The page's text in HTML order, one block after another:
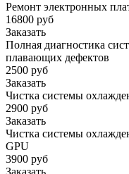
Ремонт электронных
16800 руб
Заказать
Полная диагностика
плавающих дефектов
2500 руб
Заказать
Чистка системы
2900 руб
Заказать
Чистка системы
GPU
3900 руб